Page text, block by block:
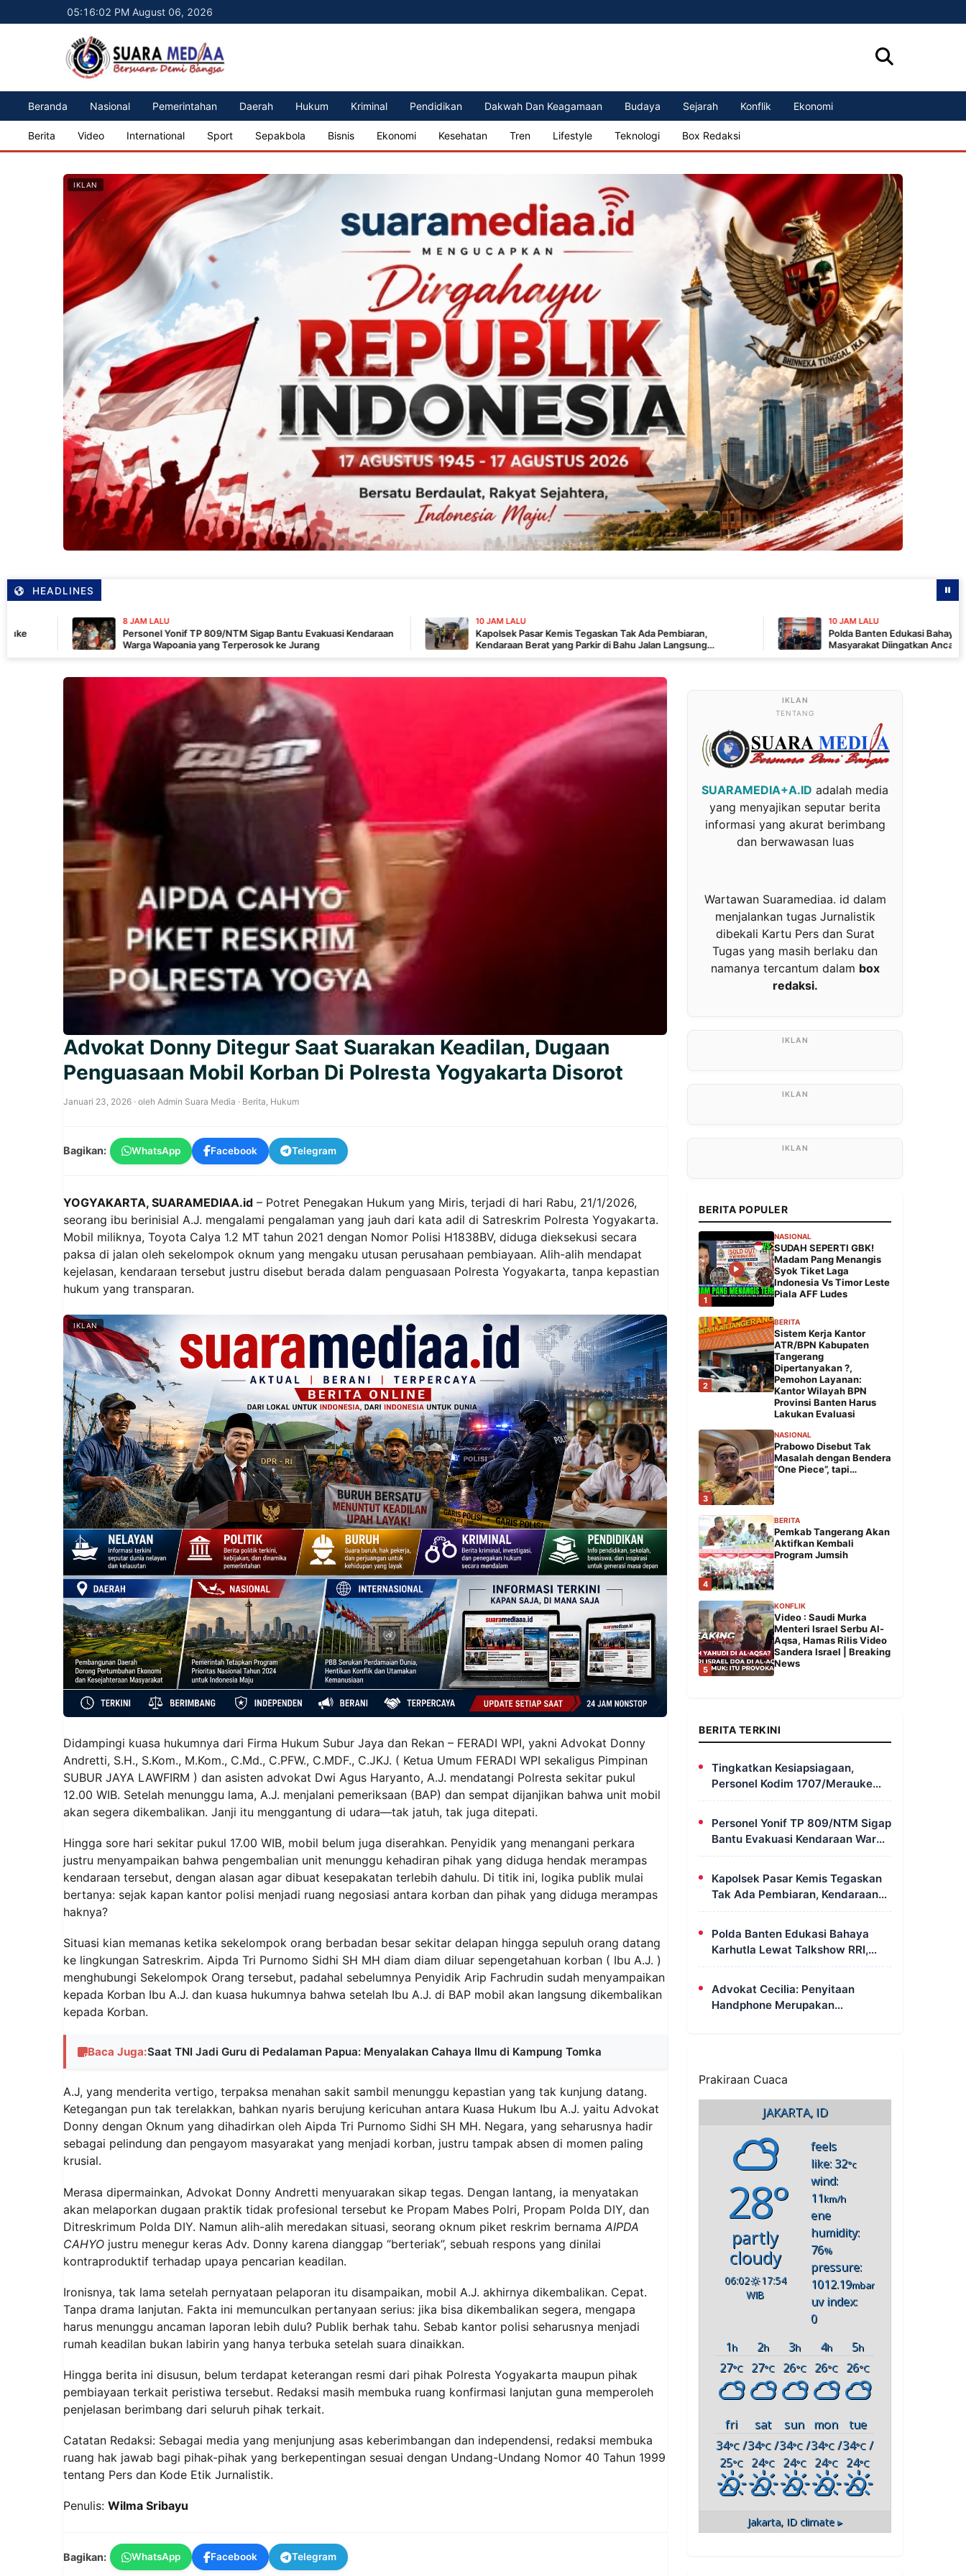
05:16:04 PM August 06, 2026
Beranda Nasional Pemerintahan Daerah Hukum Kriminal Pendidikan Dakwah Dan Keagamaan Budaya Sejarah Konflik Ekonomi
Berita Video International Sport Sepakbola Bisnis Ekonomi Kesehatan Tren Lifestyle Teknologi Box Redaksi
IKLAN
HEADLINES
8 JAM LALU
Personel Yonif TP 809/NTM Sigap Bantu Evakuasi Kendaraan
Warga Wapoania yang Terperosok ke Jurang
10 JAM LALU
Kapolsek Pasar Kemis Tegaskan Tak Ada Pembiaran,
Kendaraan Berat yang Parkir di Bahu Jalan Langsung
10 JAM LALU
Polda Banten Edukasi Bahaya Karhutla Lewat
Masyarakat Diingatkan Ancaman Pidana
Advokat Donny Ditegur Saat Suarakan Keadilan, Dugaan
Penguasaan Mobil Korban Di Polresta Yogyakarta Disorot
Januari 23, 2026 · oleh Admin Suara Media · Berita Hukum
Bagikan: WhatsApp Facebook Telegram
YOGYAKARTA, SUARAMEDIAA.id – Potret Penegakan Hukum yang Miris, terjadi di hari Rabu, 21/1/2026,
seorang ibu berinisial A.J. mengalami pengalaman yang jauh dari kata adil di Satreskrim Polresta Yogyakarta.
Mobil miliknya, Toyota Calya 1.2 MT tahun 2021 dengan Nomor Polisi H1838BV, diduga dieksekusi secara
paksa di jalan oleh sekelompok oknum yang mengaku utusan perusahaan pembiayaan. Alih-alih mendapat
kejelasan, kendaraan tersebut justru disebut berada dalam penguasaan Polresta Yogyakarta, tanpa kepastian
hukum yang transparan.
IKLAN
Didampingi kuasa hukumnya dari Firma Hukum Subur Jaya dan Rekan – FERADI WPI, yakni Advokat Donny
Andretti, S.H., S.Kom., M.Kom., C.Md., C.PFW., C.MDF., C.JKJ. ( Ketua Umum FERADI WPI sekaligus Pimpinan
SUBUR JAYA LAWFIRM ) dan asisten advokat Dwi Agus Haryanto, A.J. mendatangi Polresta sekitar pukul
12.00 WIB. Setelah menunggu lama, A.J. menjalani pemeriksaan (BAP) dan sempat dijanjikan bahwa unit mobil
akan segera dikembalikan. Janji itu menggantung di udara—tak jatuh, tak juga ditepati.
Hingga sore hari sekitar pukul 17.00 WIB, mobil belum juga diserahkan. Penyidik yang menangani perkara
justru menyampaikan bahwa pengembalian unit menunggu kehadiran pihak yang diduga hendak merampas
kendaraan tersebut, dengan alasan agar dibuat kesepakatan terlebih dahulu. Di titik ini, logika publik mulai
bertanya: sejak kapan kantor polisi menjadi ruang negosiasi antara korban dan pihak yang diduga merampas
haknya?
Situasi kian memanas ketika sekelompok orang berbadan besar sekitar delapan hingga sepuluh orang datang
ke lingkungan Satreskrim. Aipda Tri Purnomo Sidhi SH MH diam diam diluar sepengetahuan korban ( Ibu A.J. )
menghubungi Sekelompok Orang tersebut, padahal sebelumnya Penyidik Arip Fachrudin sudah menyampaikan
kepada Korban Ibu A.J. dan kuasa hukumnya bahwa setelah Ibu A.J. di BAP mobil akan langsung dikembalikan
kepada Korban.
Baca Juga:Saat TNI Jadi Guru di Pedalaman Papua: Menyalakan Cahaya Ilmu di Kampung Tomka
A.J, yang menderita vertigo, terpaksa menahan sakit sambil menunggu kepastian yang tak kunjung datang.
Ketegangan pun tak terelakkan, bahkan nyaris berujung kericuhan antara Kuasa Hukum Ibu A.J. yaitu Advokat
Donny dengan Oknum yang dihadirkan oleh Aipda Tri Purnomo Sidhi SH MH. Negara, yang seharusnya hadir
sebagai pelindung dan pengayom masyarakat yang menjadi korban, justru tampak absen di momen paling
krusial.
Merasa dipermainkan, Advokat Donny Andretti menyuarakan sikap tegas. Dengan lantang, ia menyatakan
akan melaporkan dugaan praktik tidak profesional tersebut ke Propam Mabes Polri, Propam Polda DIY, dan
Ditreskrimum Polda DIY. Namun alih-alih meredakan situasi, seorang oknum piket reskrim bernama AIPDA
CAHYO justru menegur keras Adv. Donny karena dianggap “berteriak”, sebuah respons yang dinilai
kontraproduktif terhadap upaya pencarian keadilan.
Ironisnya, tak lama setelah pernyataan pelaporan itu disampaikan, mobil A.J. akhirnya dikembalikan. Cepat.
Tanpa drama lanjutan. Fakta ini memunculkan pertanyaan serius: jika bisa dikembalikan segera, mengapa
harus menunggu ancaman laporan lebih dulu? Publik berhak tahu. Sebab kantor polisi seharusnya menjadi
rumah keadilan bukan labirin yang hanya terbuka setelah suara dinaikkan.
Hingga berita ini disusun, belum terdapat keterangan resmi dari pihak Polresta Yogyakarta maupun pihak
pembiayaan terkait peristiwa tersebut. Redaksi masih membuka ruang konfirmasi lanjutan guna memperoleh
penjelasan berimbang dari seluruh pihak terkait.
Catatan Redaksi: Sebagai media yang menjunjung asas keberimbangan dan independensi, redaksi membuka
ruang hak jawab bagi pihak-pihak yang berkepentingan sesuai dengan Undang-Undang Nomor 40 Tahun 1999
tentang Pers dan Kode Etik Jurnalistik.
Penulis: Wilma Sribayu
Bagikan: WhatsApp Facebook Telegram
TENTANG
SUARAMEDIA+A.ID adalah media
yang menyajikan seputar berita
informasi yang akurat berimbang
dan berwawasan luas
Wartawan Suaramediaa. id dalam
menjalankan tugas Jurnalistik
dibekali Kartu Pers dan Surat
Tugas yang masih berlaku dan
namanya tercantum dalam box
redaksi.
BERITA POPULER
1
NASIONAL
SUDAH SEPERTI GBK!
Madam Pang Menangis
Syok Tiket Laga
Indonesia Vs Timor Leste
Piala AFF Ludes
2
BERITA
Sistem Kerja Kantor
ATR/BPN Kabupaten
Tangerang
Dipertanyakan ?,
Pemohon Layanan:
Kantor Wilayah BPN
Provinsi Banten Harus
Lakukan Evaluasi
3
NASIONAL
Prabowo Disebut Tak
Masalah dengan Bendera
“One Piece”, tapi…
4
BERITA
Pemkab Tangerang Akan
Aktifkan Kembali
Program Jumsih
5
KONFLIK
Video : Saudi Murka
Menteri Israel Serbu Al-
Aqsa, Hamas Rilis Video
Sandera Israel | Breaking
News
BERITA TERKINI
Tingkatkan Kesiapsiagaan,
Personel Kodim 1707/Merauke
Asah Ketrampilan Bersama
Petugas Damkar
Personel Yonif TP 809/NTM Sigap
Bantu Evakuasi Kendaraan Warga
Wapoania yang Terperosok ke
Kapolsek Pasar Kemis Tegaskan
Tak Ada Pembiaran, Kendaraan
Berat yang Parkir di Bahu Jalan
Langsung Ditertibkan
Polda Banten Edukasi Bahaya
Karhutla Lewat Talkshow RRI,
Masyarakat Diingatkan Ancaman
Pidana Pembakaran Lahan
Advokat Cecilia: Penyitaan
Handphone Merupakan
Prakiraan Cuaca
JAKARTA, ID
28°
partly
cloudy
06:02
17:54
WIB
feels
like: 32°c
wind:
11km/h
ene
humidity:
76%
pressure:
1012.19mbar
uv index:
0
1h 2h 3h 4h 5h
27°C 27°C 26°C 26°C 26°C
fri sat sun mon
tue
34°C/
25°C
34°C/
24°C
34°C/
24°C
34°C/
24°C
34°C /
24°C
Jakarta, ID climate ▸